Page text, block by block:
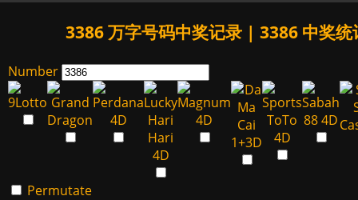
3386 万字号码中奖记录 | 3386 中奖统
Number
Permutate